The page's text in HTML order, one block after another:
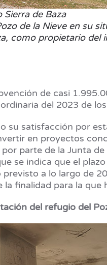
de Baza
de la Nieve en su
como propietario
de casi
del 2023 de
su satisfacción por
en proyectos
parte de la Junta
se indica que el
a lo largo de
finalidad para la que
del refugio del